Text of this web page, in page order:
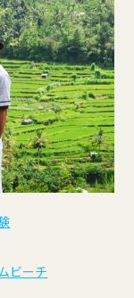
ビーチ